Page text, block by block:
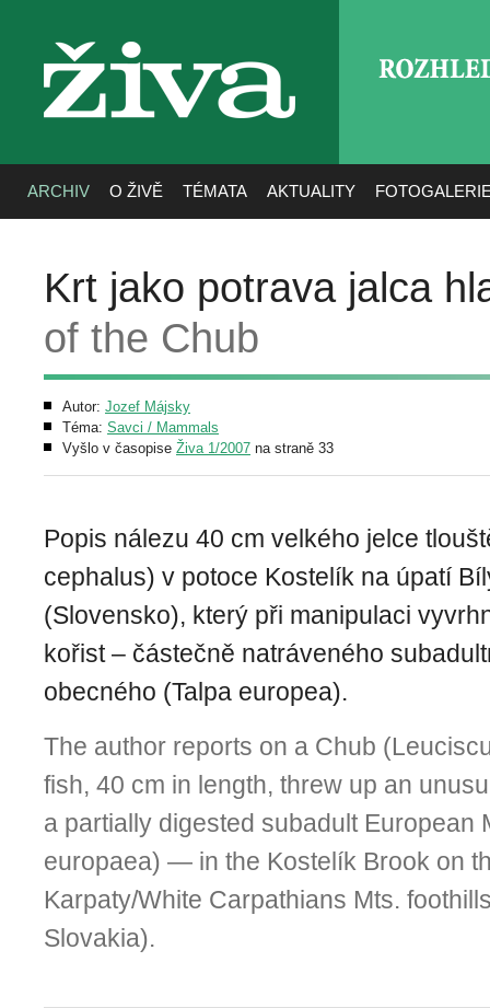
živa
ARCHIV O ŽIVĚ TÉMATA AKTUALITY
Krt jako potrava jalca
of the Chub
Autor: Jozef Májsky
Téma: Savci / Mammals
Vyšlo v časopise Živa 1/2007 na straně 33
Popis nálezu 40 cm velkého jelce
cephalus) v potoce Kostelík na úpatí
(Slovensko), který při manipulaci
kořist – částečně natráveného
obecného (Talpa europea).
The author reports on a Chub
fish, 40 cm in length, threw up an
a partially digested subadult European
europaea) — in the Kostelík Brook on
Karpaty/White Carpathians Mts.
Slovakia).